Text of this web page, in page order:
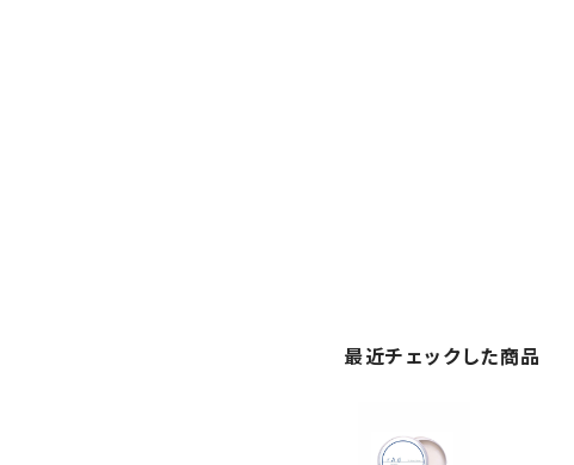
最近チェックした商品